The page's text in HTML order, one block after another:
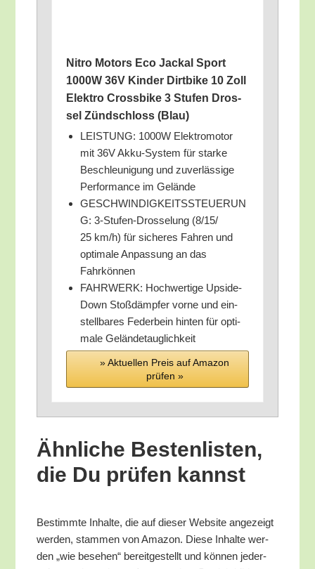
Nit­ro Motors Eco Jack­al Sport
1000W 36V Kin­der Dirt­bike 10 Zoll
Elek­tro Cross­bike 3 Stu­fen Dros­
sel Zünd­schloss (Blau)
LEISTUNG: 1000W Elek­tro­mo­tor
mit 36V Akku-Sys­tem für star­ke
Beschleu­ni­gung und zuver­läs­si­ge
Per­for­mance im Gelände
GESCHWINDIGKEITSSTEUERUN
G: 3‑Stu­fen-Dros­se­lung (8/​15/​
25 km/​h) für siche­res Fah­ren und
opti­ma­le Anpas­sung an das
Fahrkönnen
FAHRWERK: Hoch­wer­ti­ge Upsi­de-
Down Stoß­dämp­fer vor­ne und ein­
stell­ba­res Feder­bein hin­ten für opti­
ma­le Geländetauglichkeit
» Aktu­el­len Preis auf Ama­zon
prü­fen »
Ähn­li­che Bes­ten­lis­ten,
die Du prü­fen kannst
Bestimm­te Inhal­te, die auf die­ser Web­site ange­zeigt
wer­den, stam­men von Ama­zon. Die­se Inhal­te wer­
den „wie bese­hen“ bereit­ge­stellt und kön­nen jeder­